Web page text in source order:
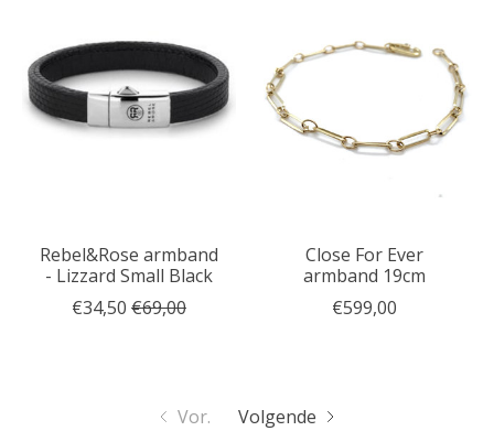
Rebel&Rose armband
- Lizzard Small Black
€34,50 €69,00
Close For Ever
armband 19cm
€599,00
Vor. Volgende